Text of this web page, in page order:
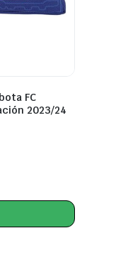
FC
2023/24